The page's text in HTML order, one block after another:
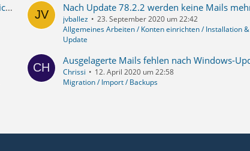
Neue Nachrichten nach Update unleserlich, nicht mehr fett gedruckt!
jvballez
23. September 2020 um 22:42
Allgemeines Arbeiten / Konten einrichten / Installation &
Update
Chrissi
12. April 2020 um 22:58
Migration / Import / Backups